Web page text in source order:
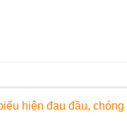
hiện đau đầu, chóng